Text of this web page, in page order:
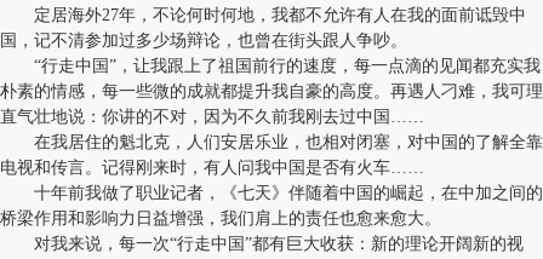
定居海外27年，不论何时何地，我都不允许有人在我的面前诋毁中
国，记不清参加过多少场辩论，也曾在街头跟人争吵。
“行走中国”，让我跟上了祖国前行的速度，每一点滴的见闻都充实我
朴素的情感，每一些微的成就都提升我自豪的高度。再遇人刁难，我可理
直气壮地说：你讲的不对，因为不久前我刚去过中国……
在我居住的魁北克，人们安居乐业，也相对闭塞，对中国的了解全靠
电视和传言。记得刚来时，有人问我中国是否有火车……
十年前我做了职业记者，《七天》伴随着中国的崛起，在中加之间的
桥梁作用和影响力日益增强，我们肩上的责任也愈来愈大。
对我来说，每一次“行走中国”都有巨大收获：新的理论开阔新的视